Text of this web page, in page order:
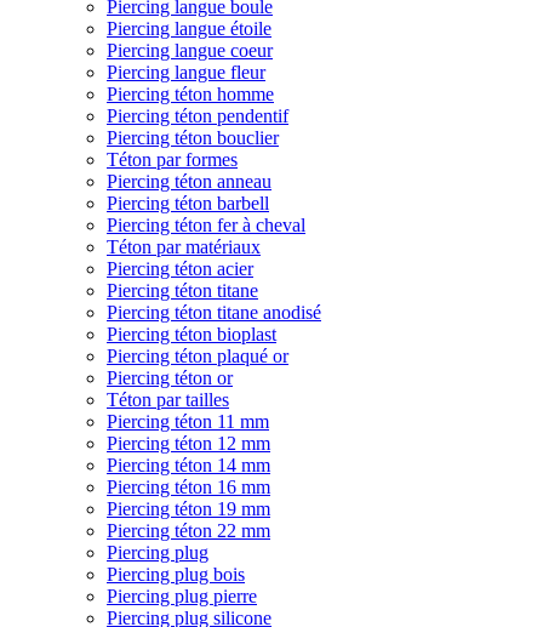
Piercing langue boule
Piercing langue étoile
Piercing langue coeur
Piercing langue fleur
Piercing téton homme
Piercing téton pendentif
Piercing téton bouclier
Téton par formes
Piercing téton anneau
Piercing téton barbell
Piercing téton fer à cheval
Téton par matériaux
Piercing téton acier
Piercing téton titane
Piercing téton titane anodisé
Piercing téton bioplast
Piercing téton plaqué or
Piercing téton or
Téton par tailles
Piercing téton 11 mm
Piercing téton 12 mm
Piercing téton 14 mm
Piercing téton 16 mm
Piercing téton 19 mm
Piercing téton 22 mm
Piercing plug
Piercing plug bois
Piercing plug pierre
Piercing plug silicone